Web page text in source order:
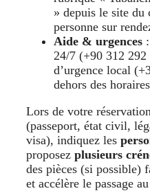
» depuis le site du
personne sur
Aide & urgences
24/7 (+90 312
d’urgence local
dehors des
Lors de votre
(passeport, état civil,
visa), indiquez les
proposez plusieurs
des pièces (si
et accélère le passage